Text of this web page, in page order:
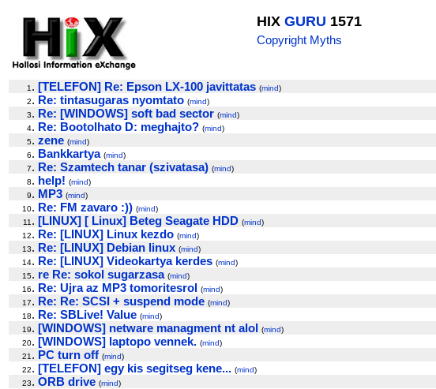
HIX GURU 1571
Copyright Myths
1 . [TELEFON] Re: Epson LX-100 javittatas (mind)
2. Re: tintasugaras nyomtato (mind)
3. Re: [WINDOWS] soft bad sector (mind)
4. Re: Bootolhato D: meghajto? (mind)
5. zene (mind)
6. Bankkartya (mind)
7. Re: Szamtech tanar (szivatasa) (mind)
8. help! (mind)
9. MP3 (mind)
10. Re: FM zavaro :)) (mind)
11 . [LINUX] [ Linux] Beteg Seagate HDD (mind)
12. Re: [LINUX] Linux kezdo (mind)
13. Re: [LINUX] Debian linux (mind)
14. Re: [LINUX] Videokartya kerdes (mind)
15. re Re: sokol sugarzasa (mind)
16. Re: Ujra az MP3 tomoritesrol (mind)
17. Re: Re: SCSI + suspend mode (mind)
18. Re: SBLive! Value (mind)
19. [WINDOWS] netware managment nt alol (mind)
20. [WINDOWS] laptopo vennek. (mind)
21 . PC turn off (mind)
22. [TELEFON] egy kis segitseg kene... (mind)
23. ORB drive (mind)